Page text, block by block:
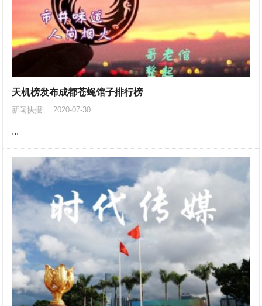
天机榜发布成都苍蝇馆子排行榜
新闻快报 2020-07-30
...